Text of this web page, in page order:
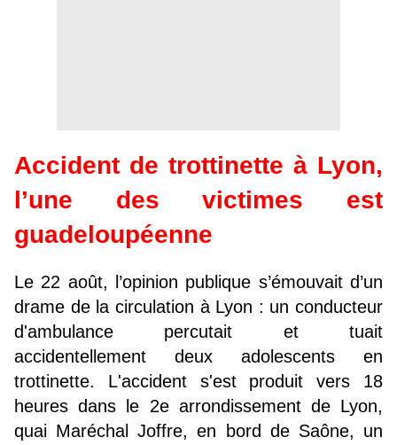
Accident de trottinette à Lyon,
l’une des victimes est
guadeloupéenne
Le 22 août, l’opinion publique s’émouvait d’un
drame de la circulation à Lyon : un conducteur
d'ambulance percutait et tuait
accidentellement deux adolescents en
trottinette. L'accident s'est produit vers 18
heures dans le 2e arrondissement de Lyon,
quai Maréchal Joffre, en bord de Saône, un